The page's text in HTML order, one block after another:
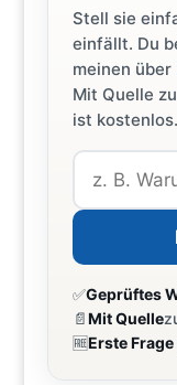
Stell sie
einfällt. Du
meinen
Mit Quelle
ist kostenlos.
✅Geprüftes
📄Mit Quelle
🆓Erste